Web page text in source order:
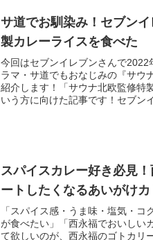
サ道でお馴染み！セブン
製カレーライスを食べた
今回はセブンイレブンさんで
ラマ・サ道でもおなじみの『サウ
紹介します！「サウナ北欧監修特
いう方に向けた記事です！セブン
スパイスカレー好き必見
ートしたくなるあいがけ
「スパイス感・うま味・塩気・
が食べたい」「西永福でおいしい
て欲しいのが、西永福のゴトカリ